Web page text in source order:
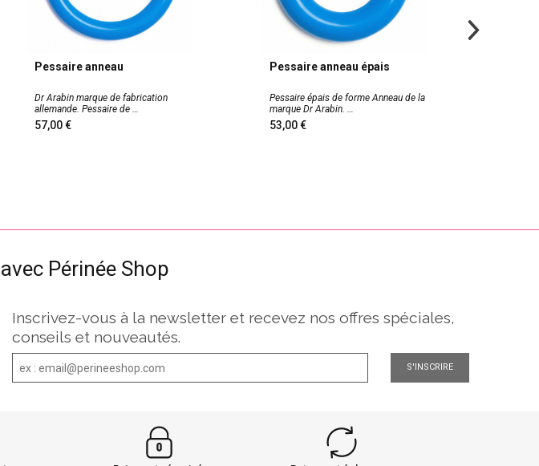
Pessaire anneau
Dr Arabin marque de fabrication
allemande. Pessaire de
57,00
Pessaire anneau épais
Pessaire épais de forme Anneau de la
marque Dr Arabin.
53,00
Périnée Shop
Inscrivez-vous à la newsletter et recevez nos offres spéciales,
conseils et nouveautés.
S'INSCRIRE